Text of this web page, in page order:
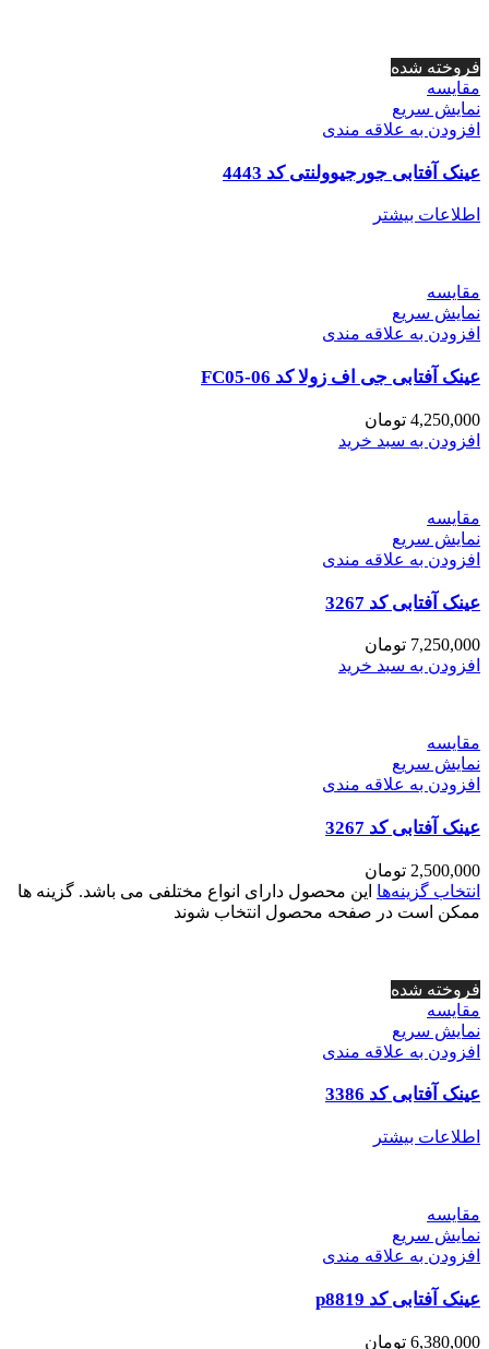
فروخته شده
مقايسه
نمایش سریع
افزودن به علاقه مندی
عینک آفتابی جورجیوولنتی کد 4443
اطلاعات بیشتر
مقايسه
نمایش سریع
افزودن به علاقه مندی
عینک آفتابی جی اف زولا کد FC05-06
4,250,000 تومان
افزودن به سبد خرید
مقايسه
نمایش سریع
افزودن به علاقه مندی
عینک آفتابی کد 3267
7,250,000 تومان
افزودن به سبد خرید
مقايسه
نمایش سریع
افزودن به علاقه مندی
عینک آفتابی کد 3267
2,500,000 تومان
انتخاب گزینه‌ها این محصول دارای انواع مختلفی می باشد. گزینه ها
ممکن است در صفحه محصول انتخاب شوند
فروخته شده
مقايسه
نمایش سریع
افزودن به علاقه مندی
عینک آفتابی کد 3386
اطلاعات بیشتر
مقايسه
نمایش سریع
افزودن به علاقه مندی
عینک آفتابی کد p8819
6,380,000 تومان